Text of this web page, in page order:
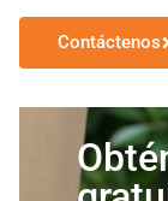
Contáctenos